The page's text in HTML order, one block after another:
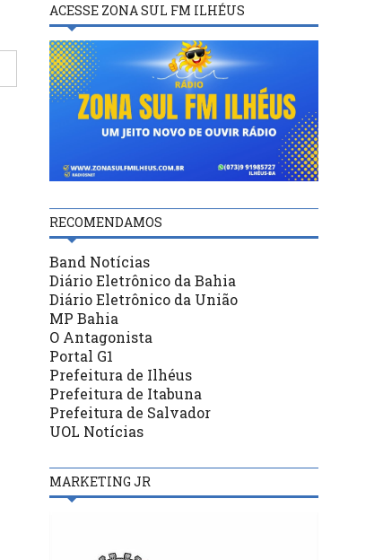
ACESSE ZONA SUL FM ILHÉUS
RECOMENDAMOS
Band Notícias
Diário Eletrônico da Bahia
Diário Eletrônico da União
MP Bahia
O Antagonista
Portal G1
Prefeitura de Ilhéus
Prefeitura de Itabuna
Prefeitura de Salvador
UOL Notícias
MARKETING JR